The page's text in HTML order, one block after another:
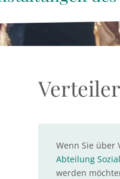
Verteiler
Wenn Sie über
Abteilung
werden